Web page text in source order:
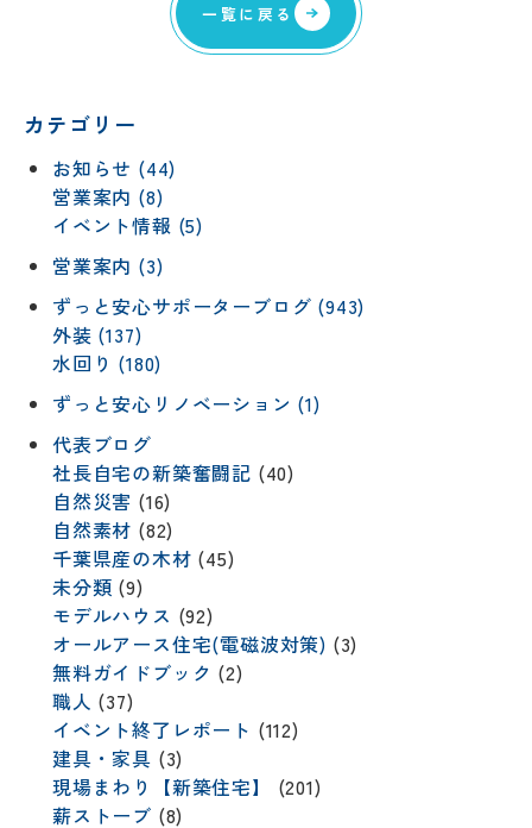
一覧に戻る
カテゴリー
お知らせ (44)
営業案内 (8)
イベント情報 (5)
営業案内 (3)
ずっと安心サポーターブログ (943)
外装 (137)
水回り (180)
ずっと安心リノベーション (1)
代表ブログ
社長自宅の新築奮闘記 (40)
自然災害 (16)
自然素材 (82)
千葉県産の木材 (45)
未分類 (9)
モデルハウス (92)
オールアース住宅(電磁波対策) (3)
無料ガイドブック (2)
職人 (37)
イベント終了レポート (112)
建具・家具 (3)
現場まわり【新築住宅】
(201)
薪ストーブ (8)